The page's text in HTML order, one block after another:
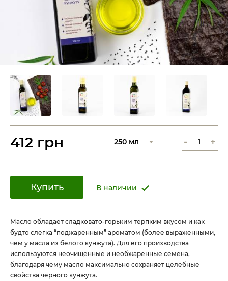
Масло обладает сладковато-горьким терпким вкусом и как
будто слегка “поджаренным” ароматом (более выраженными,
чем у масла из белого кунжута). Для его производства
используются неочищенные и необжаренные семена,
благодаря чему масло максимально сохраняет целебные
свойства черного кунжута.
412 грн - +
Купить В наличии